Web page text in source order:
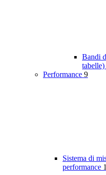
Bandi
tabelle)
Performance 9
Sistema di
performance 1